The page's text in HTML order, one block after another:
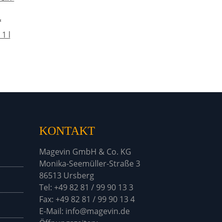
l
KONTAKT
Magevin GmbH & Co. KG
Monika-Seemüller-Straße 3
86513 Ursberg
Tel: +49 82 81 / 99 90 13 3
Fax: +49 82 81 / 99 90 13 4
E-Mail: info@magevin.de